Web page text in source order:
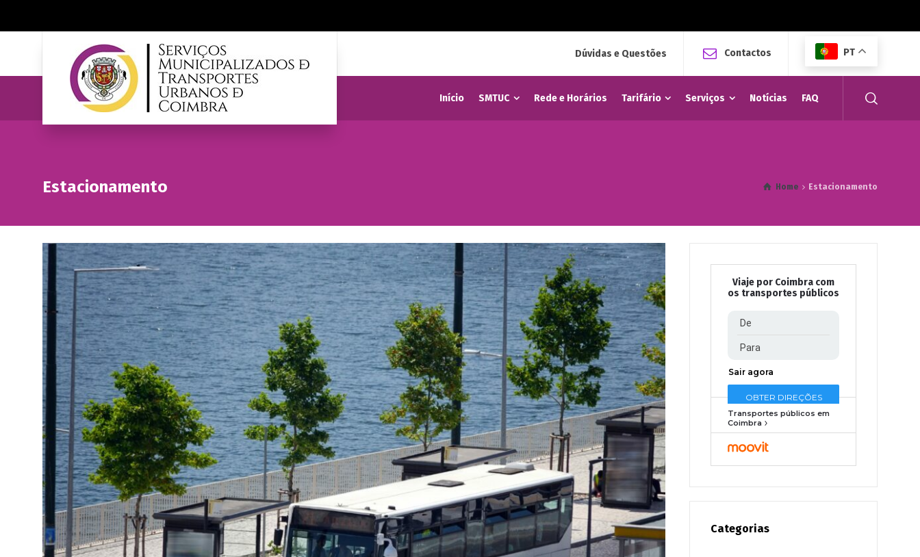
Dúvidas e Questões Contactos PT
Início SMTUC Rede e Horários Tarifário Serviços Notícias FAQ
Estacionamento Home Estacionamento
Viaje por Coimbra com
os transportes públicos
Transportes públicos em
Coimbra
Categorias